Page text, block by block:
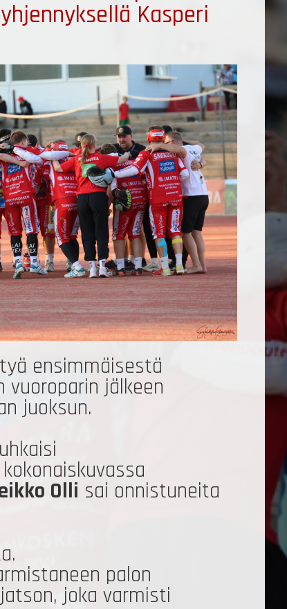
Kasperi
ensimmäisestä
jälkeen
juoksun.
Olli sai onnistuneita
palon
joka varmisti